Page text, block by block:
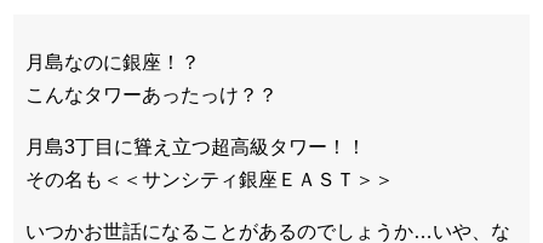
月島なのに銀座！？
こんなタワーあったっけ？？
月島3丁目に聳え立つ超高級タワー！！
その名も＜＜サンシティ銀座ＥＡＳＴ＞＞
いつかお世話になることがあるのでしょうか…いや、な